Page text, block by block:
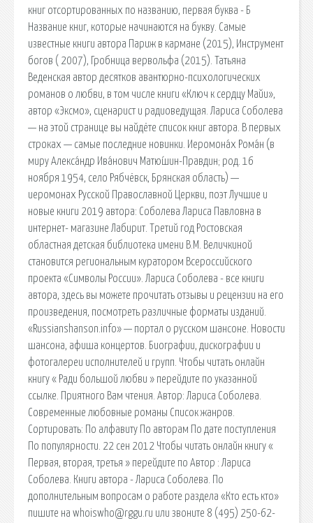
книг отсортированных по названию, первая буква - Б
Название книг, которые начинаются на букву. Самые
известные книги автора Париж в кармане (2015), Инструмент
богов ( 2007), Гробница вервольфа (2015). Татьяна
Веденская автор десятков авантюрно-психологических
романов о любви, в том числе книги «Ключ к сердцу Майи»,
автор «Эксмо», сценарист и радиоведущая. Лариса Соболева
— на этой странице вы найдёте список книг автора. В первых
строках — самые последние новинки. Иеромона́х Рома́н (в
миру Алекса́ндр Ива́нович Матю́шин-Правдин; род. 16
ноября 1954, село Рябчёвск, Брянская область) —
иеромонах Русской Православной Церкви, поэт Лучшие и
новые книги 2019 автора: Соболева Лариса Павловна в
интернет- магазине Лабирит. Третий год Ростовская
областная детская библиотека имени В.М. Величкиной
становится региональным куратором Всероссийского
проекта «Символы России». Лариса Соболева - все книги
автора, здесь вы можете прочитать отзывы и рецензии на его
произведения, посмотреть различные форматы изданий.
«Russianshanson.info» — портал о русском шансоне. Новости
шансона, афиша концертов. Биографии, дискографии и
фотогалереи исполнителей и групп. Чтобы читать онлайн
книгу « Ради большой любви » перейдите по указанной
ссылке. Приятного Вам чтения. Автор: Лариса Соболева.
Современные любовные романы Список жанров.
Сортировать: По алфавиту По авторам По дате поступления
По популярности. 22 сен 2012 Чтобы читать онлайн книгу «
Первая, вторая, третья » перейдите по Автор : Лариса
Соболева. Книги автора - Лариса Соболева. По
дополнительным вопросам о работе раздела «Кто есть кто»
пишите на whoiswho@rggu.ru или звоните 8 (495) 250-62-